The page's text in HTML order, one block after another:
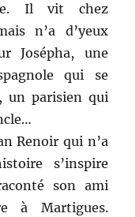
Il vit chez
n’a d’yeux
Josépha, une
qui se
un parisien qui
Renoir qui n’a
s’inspire
son ami
à Martigues.